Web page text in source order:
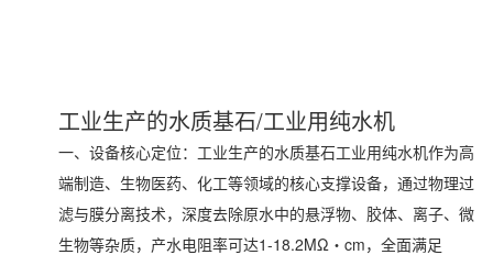
工业生产的水质基石/工业用纯水机
一、设备核心定位：工业生产的水质基石工业用纯水机作为高
端制造、生物医药、化工等领域的核心支撑设备，通过物理过
滤与膜分离技术，深度去除原水中的悬浮物、胶体、离子、微
生物等杂质，产水电阻率可达1-18.2MΩ・cm，全面满足